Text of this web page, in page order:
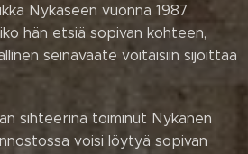
Nykäseen vuonna 1987
hän etsiä sopivan kohteen,
seinävaate voitaisiin sijoittaa
sihteerinä toiminut Nykänen
voisi löytyä sopivan